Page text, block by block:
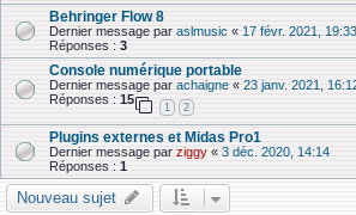
Behringer Flow 8
Dernier message par aslmusic « 17 févr. 2021, 19:33
Réponses : 3
Console numérique portable
Dernier message par achaigne « 23 janv. 2021,
Réponses : 15
1 2
Plugins externes et Midas Pro1
Dernier message par ziggy « 3 déc. 2020, 14:14
Réponses : 1
Nouveau sujet